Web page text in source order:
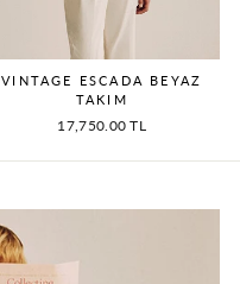
VINTAGE ESCADA BEYAZ
TAKIM
17,750.00 TL